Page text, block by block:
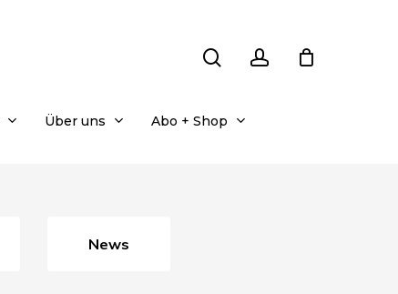
Über uns Abo + Shop
News